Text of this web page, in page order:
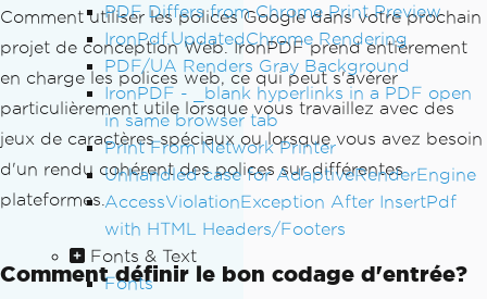
PDF Differs from Chrome Print Preview
IronPdf.UpdatedChrome Rendering
PDF/UA Renders Gray Background
IronPDF - _blank hyperlinks in a PDF open
in same browser tab
Print From Network Printer
Unhandled case for AdaptiveRenderEngine
AccessViolationException After InsertPdf
with HTML Headers/Footers
Fonts & Text
Fonts
Comment utiliser les polices Google dans votre prochain
projet de conception Web. IronPDF prend entièrement
en charge les polices web, ce qui peut s'avérer
particulièrement utile lorsque vous travaillez avec des
jeux de caractères spéciaux ou lorsque vous avez besoin
d'un rendu cohérent des polices sur différentes
plateformes.
Comment définir le bon codage d'entrée?